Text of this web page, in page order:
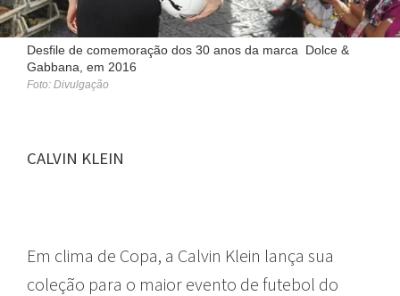
Desfile de comemoração dos 30 anos da marca Dolce &
Gabbana, em 2016
Foto: Divulgação
CALVIN KLEIN
Em clima de Copa, a Calvin Klein lança sua
coleção para o maior evento de futebol do